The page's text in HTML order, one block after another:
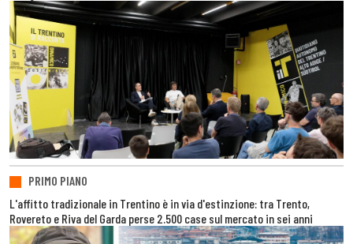
PRIMO PIANO
L'affitto tradizionale in Trentino è in via d'estinzione: tra Trento,
Rovereto e Riva del Garda perse 2.500 case sul mercato in sei anni